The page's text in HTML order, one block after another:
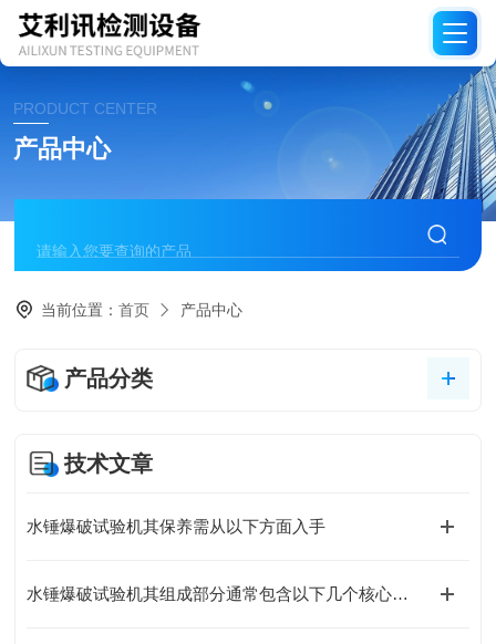
PRODUCT CENTER
产品中心
当前位置：首页 产品中心
产品分类
技术文章
水锤爆破试验机其保养需从以下方面入手
水锤爆破试验机其组成部分通常包含以下几个核心系统